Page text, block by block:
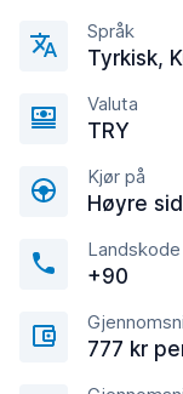
Språk
Tyrkisk,
Valuta
TRY
Kjør på
Høyre
Landskode
+90
777 kr